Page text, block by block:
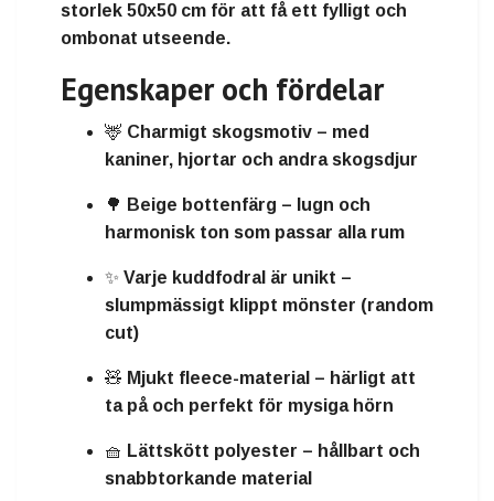
storlek 50x50 cm för att få ett fylligt och
ombonat utseende.
Egenskaper och fördelar
🦌 Charmigt skogsmotiv – med
kaniner, hjortar och andra skogsdjur
🌳 Beige bottenfärg – lugn och
harmonisk ton som passar alla rum
✨ Varje kuddfodral är unikt –
slumpmässigt klippt mönster (random
cut)
🧸 Mjukt fleece-material – härligt att
ta på och perfekt för mysiga hörn
🧺 Lättskött polyester – hållbart och
snabbtorkande material